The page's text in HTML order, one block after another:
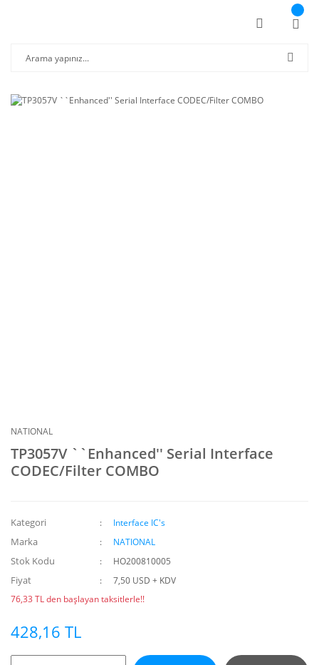
NATIONAL
TP3057V ``Enhanced'' Serial Interface
CODEC/Filter COMBO
Kategori Interface IC's
Marka NATIONAL
Stok Kodu HO200810005
Fiyat
7,50 USD + KDV
76,33 TL den başlayan taksitlerle!!
428,16 TL